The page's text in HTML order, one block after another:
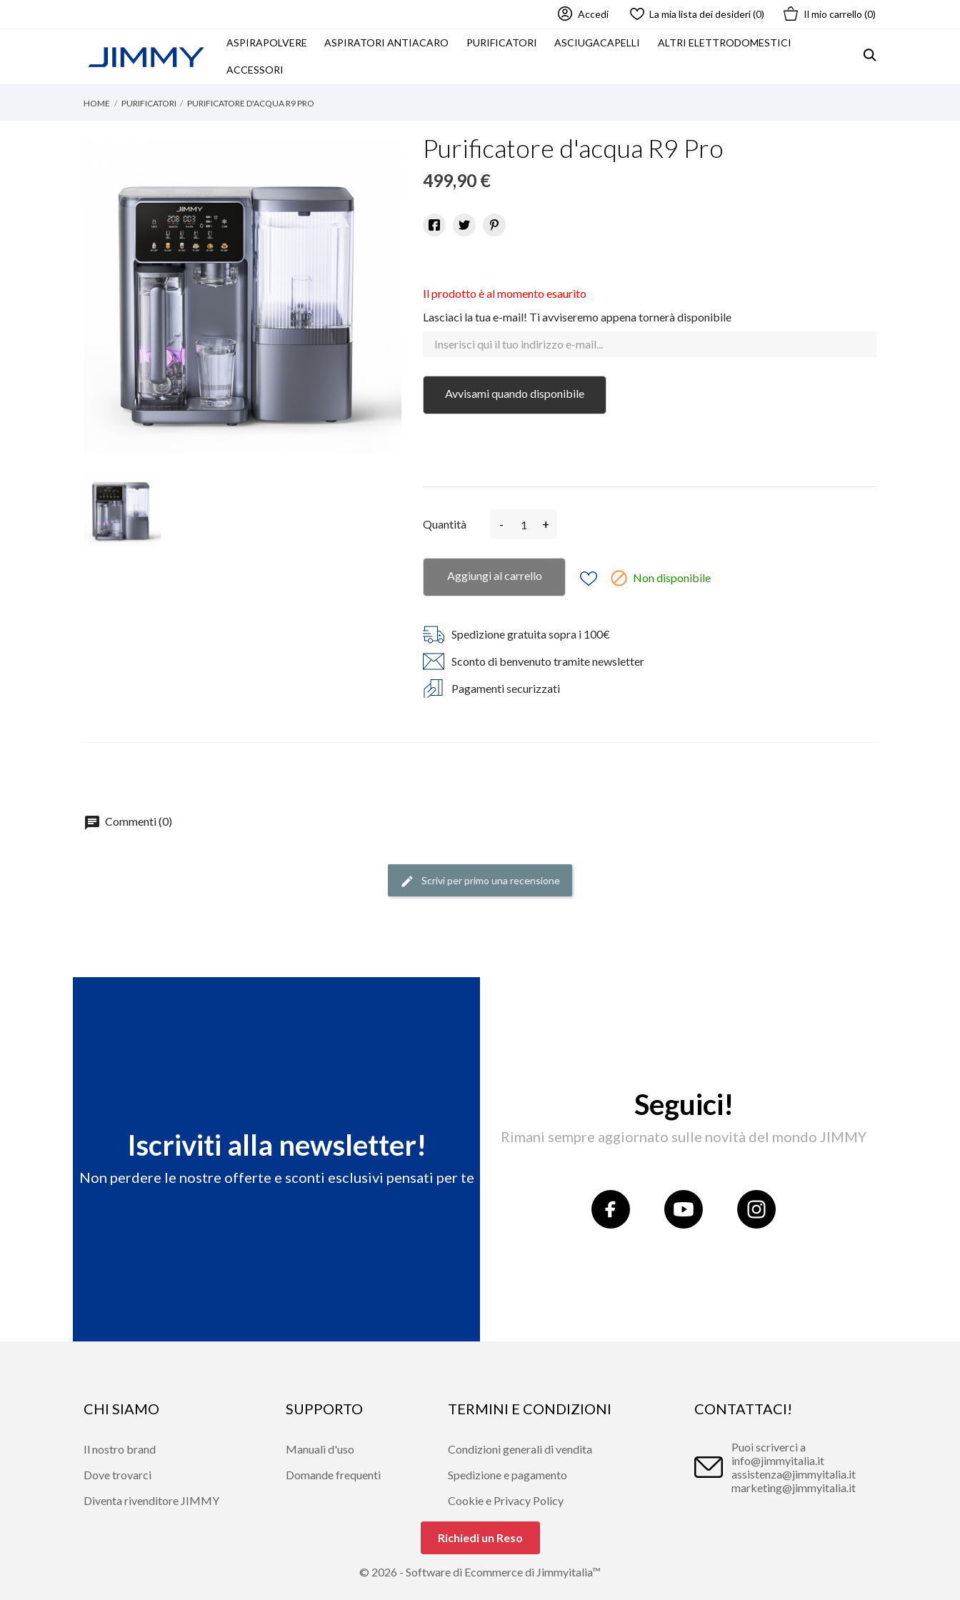
Accedi La mia lista dei desideri (0) Il mio carrello (0)
ASPIRAPOLVERE ASPIRATORI ANTIACARO PURIFICATORI ASCIUGACAPELLI ALTRI ELETTRODOMESTICI
ACCESSORI
HOME PURIFICATORI PURIFICATORE D'ACQUA R9 PRO
Purificatore d'acqua R9 Pro
499,90 €
Il prodotto è al momento esaurito
Lasciaci la tua e-mail! Ti avviseremo appena tornerà disponibile
Avvisami quando disponibile
Quantità - +
Aggiungi al carrello  Non disponibile
Spedizione gratuita sopra i 100€
Sconto di benvenuto tramite newsletter
Pagamenti securizzati
chat Commenti (0)
edit Scrivi per primo una recensione
Iscriviti alla newsletter!
Non perdere le nostre offerte e sconti esclusivi pensati per te
Seguici!
Rimani sempre aggiornato sulle novità del mondo JIMMY
CHI SIAMO
Il nostro brand
Dove trovarci
Diventa rivenditore JIMMY
SUPPORTO
Manuali d'uso
Domande frequenti
TERMINI E CONDIZIONI
Condizioni generali di vendita
Spedizione e pagamento
Cookie e Privacy Policy
CONTATTACI!
Puoi scriverci a
info@jimmyitalia.it
assistenza@jimmyitalia.it
marketing@jimmyitalia.it
Richiedi un Reso
© 2026 - Software di Ecommerce di Jimmyitalia™